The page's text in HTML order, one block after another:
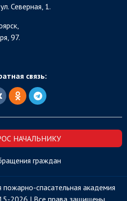
Северная, 1.
97.
связь:
НАЧАЛЬНИКУ
граждан
спасательная академия
2026 | Все права защищены